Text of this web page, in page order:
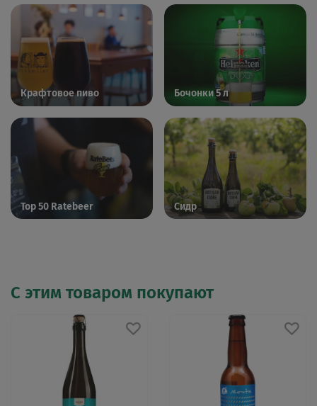
Крафтовое пиво Бочонки 5 л
Top 50 Ratebeer Сидр
С этим товаром покупают